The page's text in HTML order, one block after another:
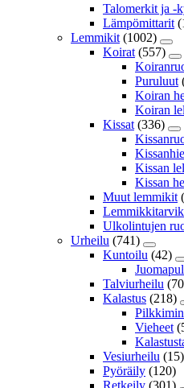
Talomerkit ja -
Lämpömittarit
Lemmikit (1002)
Koirat (557)
Puruluut
Koiran
Koiran
Kissat (336)
Kissan
Kissan
Muut lemmikit
Ulkolintujen
Urheilu (741)
Kuntoilu (42)
Talviurheilu
Kalastus (218)
Vieheet
Vesiurheilu (15)
Pyöräily (120)